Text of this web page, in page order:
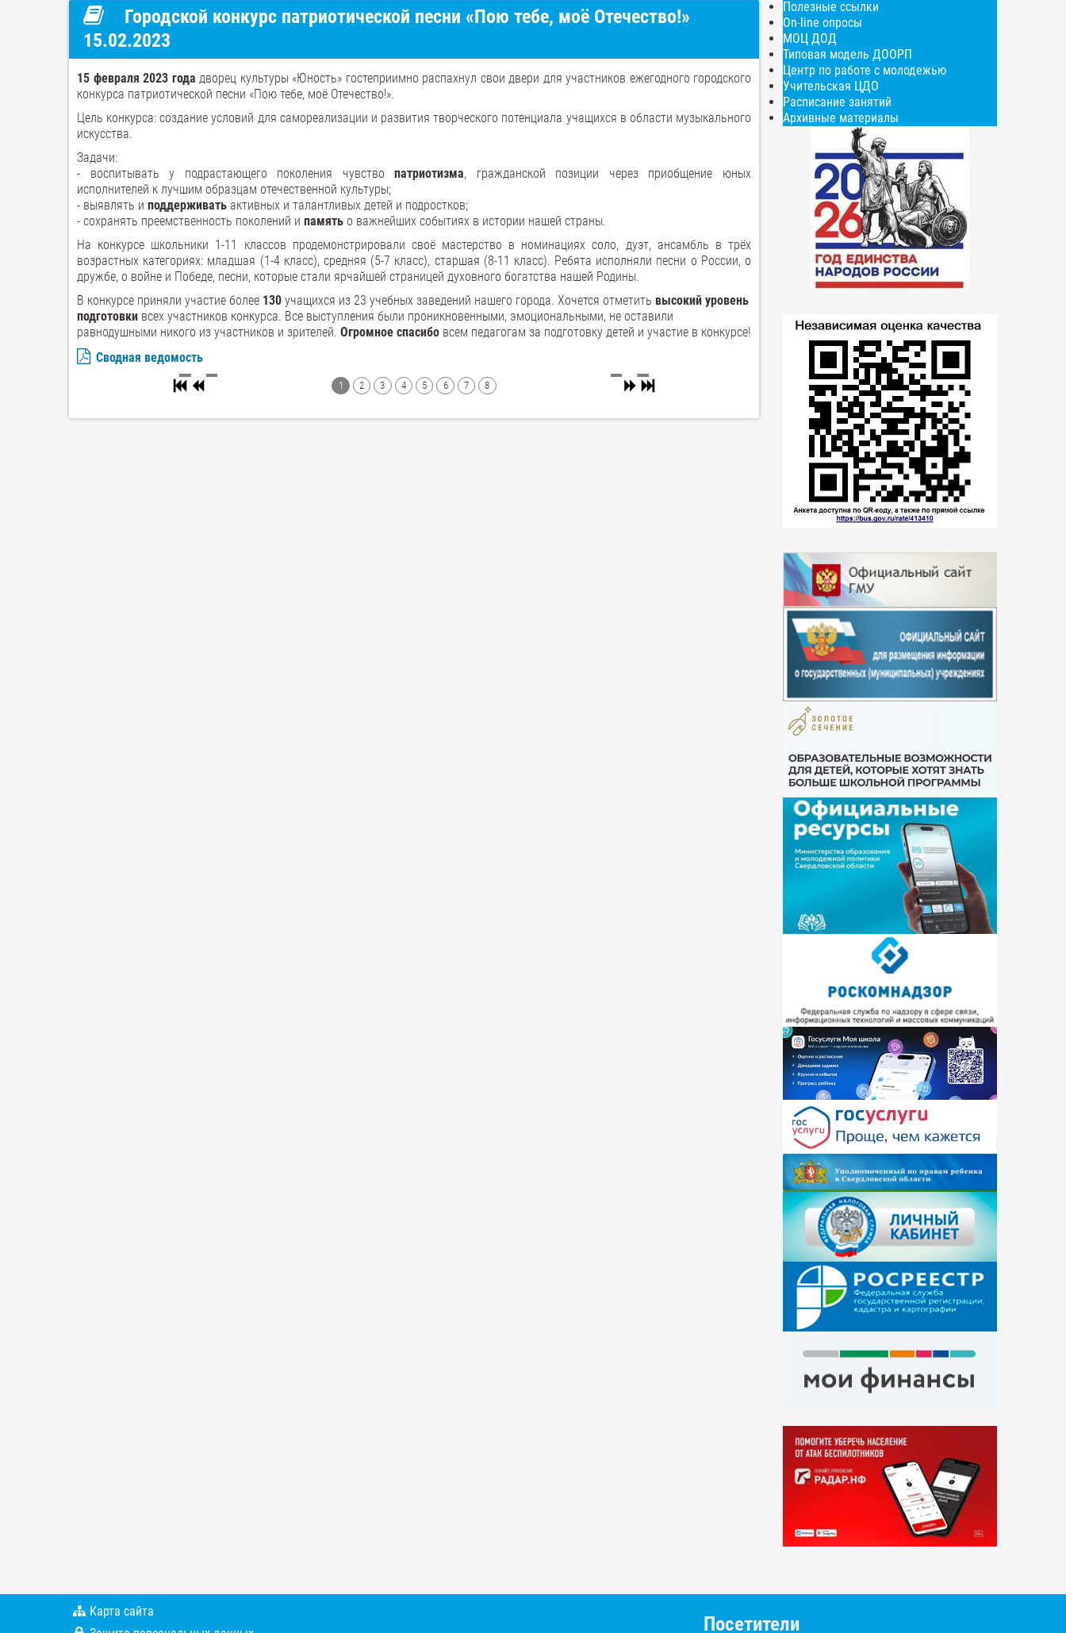
Городской конкурс патриотической песни «Пою тебе, моё Отечество!»
15.02.2023
15 февраля 2023 года дворец культуры «Юность» гостеприимно распахнул свои двери для участников ежегодного городского
конкурса патриотической песни «Пою тебе, моё Отечество!».
Цель конкурса: создание условий для самореализации и развития творческого потенциала учащихся в области музыкального
искусства.
Задачи:
- воспитывать у подрастающего поколения чувствопатриотизма, гражданской позиции через приобщение юных
исполнителей к лучшим образцам отечественной культуры;
- выявлять и поддерживать активных и талантливых детей и подростков;
- сохранять преемственность поколений и память о важнейших событиях в истории нашей страны.
На конкурсе школьники 1-11 классов продемонстрировали своё мастерство в номинациях соло, дуэт, ансамбль в трёх
возрастных категориях: младшая (1-4 класс), средняя (5-7 класс), старшая (8-11 класс). Ребята исполняли песни о России, о
дружбе, о войне и Победе, песни, которые стали ярчайшей страницей духовного богатства нашей Родины.
В конкурсе приняли участие более 130 учащихся из 23 учебных заведений нашего города. Хочется отметить высокий уровень
подготовки всех участников конкурса. Все выступления были проникновенными, эмоциональными, не оставили
равнодушными никого из участников и зрителей. Огромное спасибо всем педагогам за подготовку детей и участие в конкурсе!
Сводная ведомость
1 2 3 4 5 6 7 8
Полезные ссылки
On-line опросы
МОЦ ДОД
Типовая модель ДООРП
Центр по работе с молодежью
Учительская ЦДО
Расписание занятий
Архивные материалы
Карта сайта
Посетители